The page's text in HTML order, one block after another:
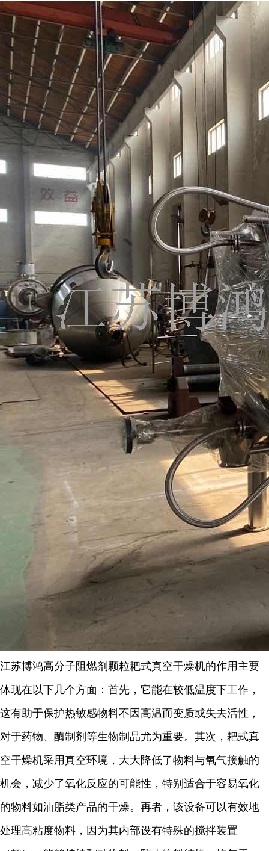
江苏博鸿高分子阻燃剂颗粒耙式真空干燥机的作用主要
体现在以下几个方面：首先，它能在较低温度下工作，
这有助于保护热敏感物料不因高温而变质或失去活性，
对于药物、酶制剂等生物制品尤为重要。其次，耙式真
空干燥机采用真空环境，大大降低了物料与氧气接触的
机会，减少了氧化反应的可能性，特别适合于容易氧化
的物料如油脂类产品的干燥。再者，该设备可以有效地
处理高粘度物料，因为其内部设有特殊的搅拌装置